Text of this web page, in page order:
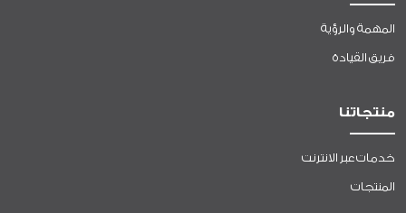
المهمة والرؤية
فريق القيادة
منتجاتنا
خدمات عبر الانترنت
المنتجات